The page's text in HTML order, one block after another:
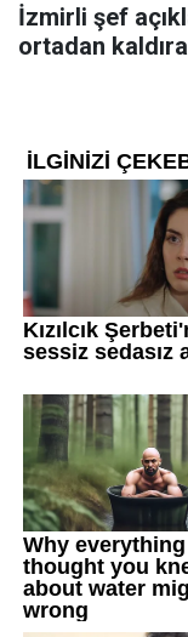
İzmirli şef
ortadan